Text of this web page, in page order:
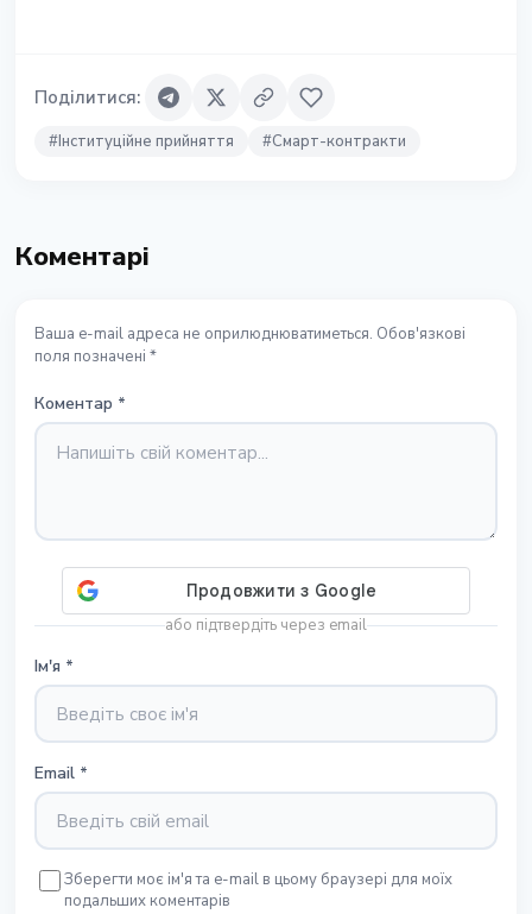
Поділитися:
#Інституційне прийняття #Смарт-контракти
Коментарі
Ваша e-mail адреса не оприлюднюватиметься. Обов'язкові
поля позначені *
Коментар *
або підтвердіть через email
Ім'я *
Email *
Зберегти моє ім'я та e-mail в цьому браузері для моїх
подальших коментарів